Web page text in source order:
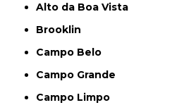
Alto da Boa Vista
Brooklin
Campo Belo
Campo Grande
Campo Limpo